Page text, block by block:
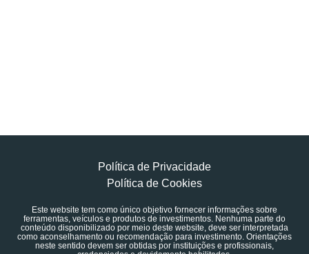
Política de Privacidade
Política de Cookies
Este website tem como único objetivo fornecer informações sobre
ferramentas, veículos e produtos de investimentos. Nenhuma parte do
conteúdo disponibilizado por meio deste website, deve ser interpretada
como aconselhamento ou recomendação para investimento. Orientações
neste sentido devem ser obtidas por instituições e profissionais,